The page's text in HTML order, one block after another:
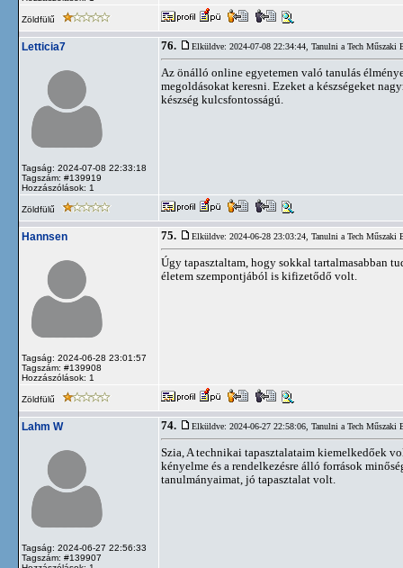
Zöldfülű
Letticia7
Tagság: 2024-07-08 22:33:18
Tagszám: #139919
Hozzászólások: 1
76. Elküldve: 2024-07-08 22:34:44, Tanulni a Tech Műszaki
Az önálló online egyetemen való tanulás
megoldásokat keresni. Ezeket a készségeket
készség kulcsfontosságú.
Zöldfülű
Hannsen
Tagság: 2024-06-28 23:01:57
Tagszám: #139908
Hozzászólások: 1
75. Elküldve: 2024-06-28 23:03:24, Tanulni a Tech Műszaki
Úgy tapasztaltam, hogy sokkal tartalmasabban
életem szempontjából is kifizetődő volt.
Zöldfülű
Lahm W
Tagság: 2024-06-27 22:56:33
Tagszám: #139907
74. Elküldve: 2024-06-27 22:58:06, Tanulni a Tech Műszaki
Szia, A technikai tapasztalataim kiemelkedőek
kényelme és a rendelkezésre álló források
tanulmányaimat, jó tapasztalat volt.